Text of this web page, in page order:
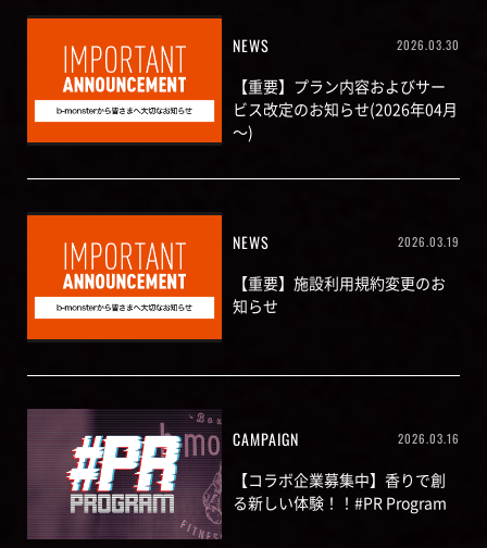
NEWS 2026.03.30
【重要】プラン内容およびサー
ビス改定のお知らせ(2026年04月
～)
NEWS 2026.03.19
【重要】施設利用規約変更のお
知らせ
CAMPAIGN 2026.03.16
【コラボ企業募集中】香りで創
る新しい体験！！#PR Program